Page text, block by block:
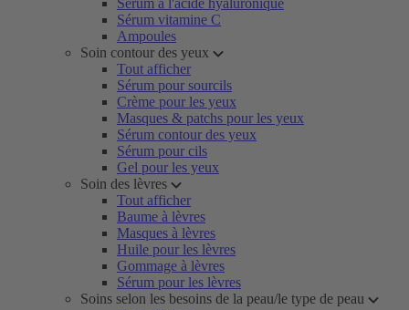
Sérum à l'acide hyaluronique
Sérum vitamine C
Ampoules
Soin contour des yeux
Tout afficher
Sérum pour sourcils
Crème pour les yeux
Masques & patchs pour les yeux
Sérum contour des yeux
Sérum pour cils
Gel pour les yeux
Soin des lèvres
Tout afficher
Baume à lèvres
Masques à lèvres
Huile pour les lèvres
Gommage à lèvres
Sérum pour les lèvres
Soins selon les besoins de la peau/le type de peau